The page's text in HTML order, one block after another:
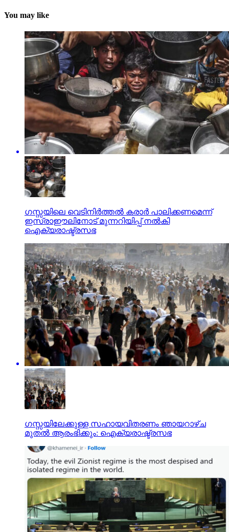
You may like
ഗസ്സയിലെ വെടിനിര്‍ത്തല്‍ കരാര്‍ പാലിക്കണമെന്ന്
ഇസ്രാഈലിനോട് മുന്നറിയിപ്പ് നല്‍കി
ഐക്യരാഷ്ട്രസഭ
ഗസ്സയിലേക്കുള്ള സഹായവിതരണം ഞായറാഴ്ച
മുതല്‍ ആരംഭിക്കും: ഐക്യരാഷ്ട്രസഭ